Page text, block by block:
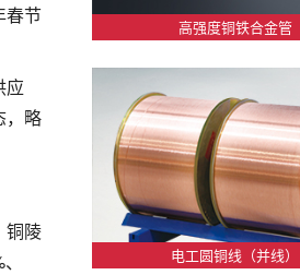
春节
应
，略
铜陵
高强度铜铁合金管
电工圆铜线（并线）